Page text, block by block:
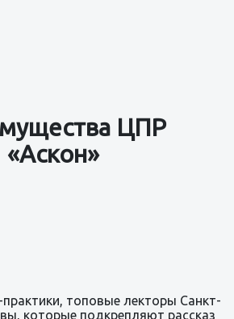
ЦПР
«Аскон»
топовые лекторы Санкт-
которые подкрепляют рассказ